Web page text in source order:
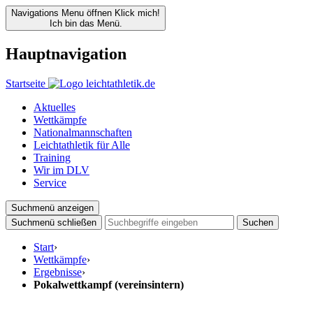
Navigations Menu öffnen Klick mich!
Ich bin das Menü.
Hauptnavigation
Startseite
Aktuelles
Wettkämpfe
Nationalmannschaften
Leichtathletik für Alle
Training
Wir im DLV
Service
Suchmenü anzeigen
Suchmenü schließen
Suchen
Start›
Wettkämpfe›
Ergebnisse›
Pokalwettkampf (vereinsintern)